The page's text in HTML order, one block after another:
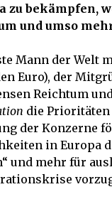
bekämpfen,
und umso
Mann der Welt
Euro), der
Reichtum
die
der Konzerne
in Europa
und mehr für